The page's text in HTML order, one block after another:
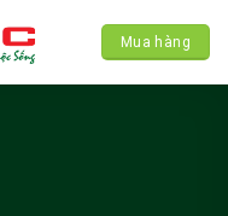
Mua hàng